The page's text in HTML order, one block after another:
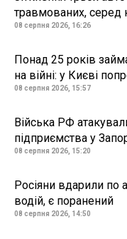
травмованих, серед
08 серпня 2026, 16:26
Понад 25 років
на війні: у Києві
08 серпня 2026, 15:57
Війська РФ
підприємства у
08 серпня 2026, 15:20
Росіяни вдарили по
водій, є поранений
08 серпня 2026, 14:50